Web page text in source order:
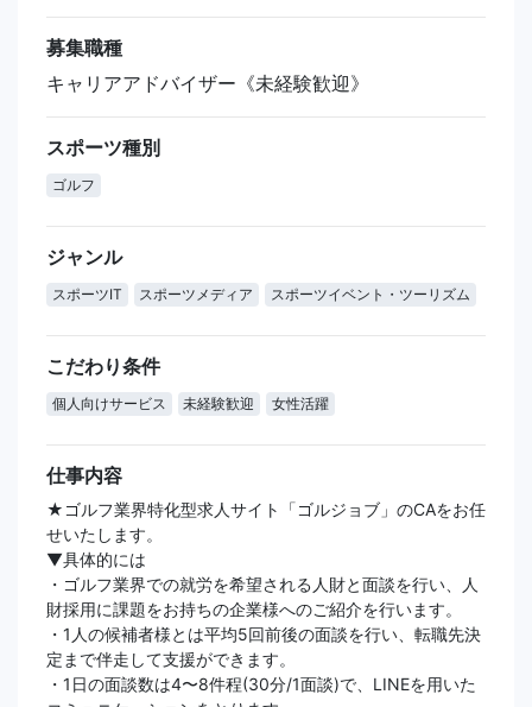
募集職種
キャリアアドバイザー《未経験歓迎》
スポーツ種別
ゴルフ
ジャンル
スポーツIT スポーツメディア スポーツイベント・ツーリズム
こだわり条件
個人向けサービス 未経験歓迎 女性活躍
仕事内容
★ゴルフ業界特化型求人サイト「ゴルジョブ」のCAをお任
せいたします。
▼具体的には
・ゴルフ業界での就労を希望される人財と面談を行い、人
財採用に課題をお持ちの企業様へのご紹介を行います。
・1人の候補者様とは平均5回前後の面談を行い、転職先決
定まで伴走して支援ができます。
・1日の面談数は4〜8件程(30分/1面談)で、LINEを用いた